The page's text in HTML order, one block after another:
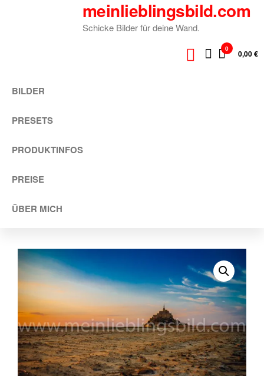
meinlieblingsbild.com
Schicke Bilder für deine Wand.
0 0,00 €
BILDER
PRESETS
PRODUKTINFOS
PREISE
ÜBER MICH